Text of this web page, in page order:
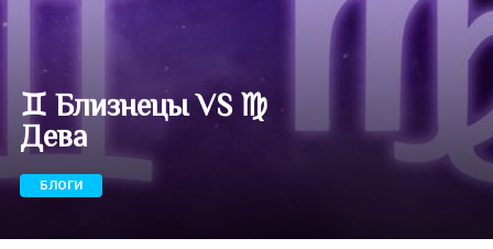
♊ Близнецы VS ♍
Дева
БЛОГИ